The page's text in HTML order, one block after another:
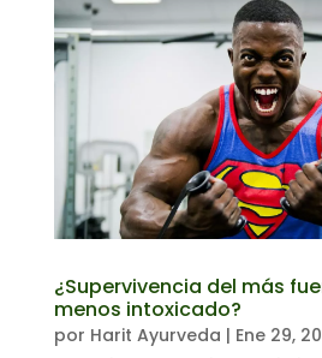
¿Supervivencia del más
menos intoxicado?
por Harit Ayurveda | Ene 29,